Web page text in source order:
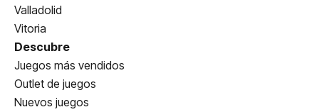
Valladolid
Vitoria
Descubre
Juegos más vendidos
Outlet de juegos
Nuevos juegos